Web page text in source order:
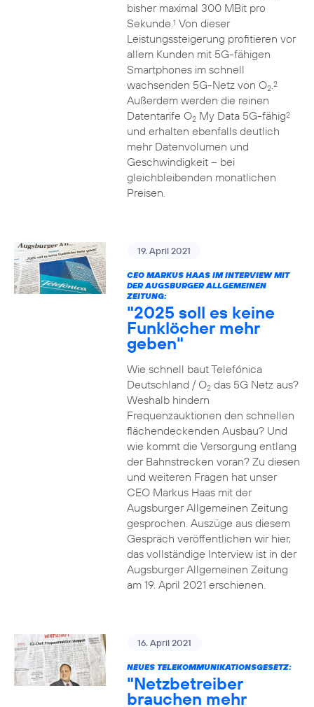
bisher maximal 300 MBit pro
Sekunde.1 Von dieser
Leistungssteigerung profitieren vor
allem Kunden mit 5G-fähigen
Smartphones im schnell
wachsenden 5G-Netz von O2.2
Außerdem werden die reinen
Datentarife O2My Data 5G-fähig2
und erhalten ebenfalls deutlich
mehr Datenvolumen und
Geschwindigkeit – bei
gleichbleibenden monatlichen
Preisen.
19. April 2021
CEO MARKUS HAAS IM INTERVIEW MIT
DER AUGSBURGER ALLGEMEINEN
ZEITUNG:
"2025 soll es keine
Funklöcher mehr
geben"
Wie schnell baut Telefónica
Deutschland / O2das 5G Netz aus?
Weshalb hindern
Frequenzauktionen den schnellen
flächendeckenden Ausbau? Und
wie kommt die Versorgung entlang
der Bahnstrecken voran? Zu diesen
und weiteren Fragen hat unser
CEO Markus Haas mit der
Augsburger Allgemeinen Zeitung
gesprochen. Auszüge aus diesem
Gespräch veröffentlichen wir hier,
das vollständige Interview ist in der
Augsburger Allgemeinen Zeitung
am 19. April 2021 erschienen.
16. April 2021
NEUES TELEKOMMUNIKATIONSGESETZ:
"Netzbetreiber
brauchen mehr